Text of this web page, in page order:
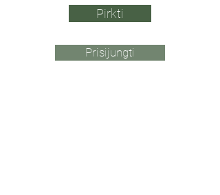
Pirkti
Prisijungti